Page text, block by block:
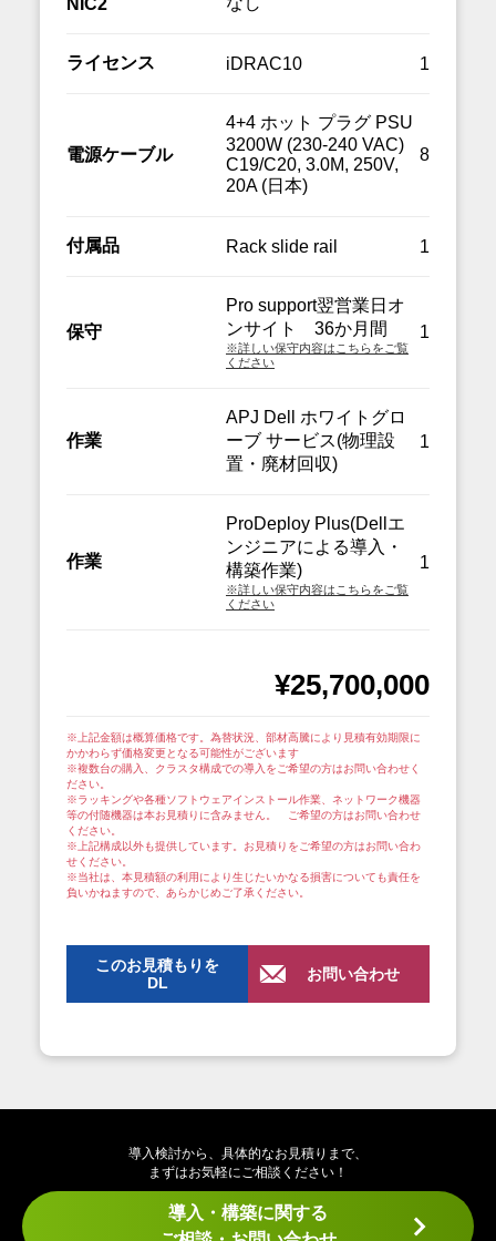
ライセンス iDRAC10 1
電源ケーブル
4+4 ホット プラグ PSU
3200W (230-240 VAC)
C19/C20, 3.0M, 250V,
20A (日本)
8
付属品 Rack slide rail 1
保守
Pro support翌営業日オ
ンサイト 36か月間
※詳しい保守内容はこちらをご覧
ください
1
作業
APJ Dell ホワイトグロ
ーブ サービス(物理設
置・廃材回収)
1
作業
ProDeploy Plus(Dellエ
ンジニアによる導入・
構築作業)
※詳しい保守内容はこちらをご覧
ください
1
¥25,700,000
※上記金額は概算価格です。為替状況、部材高騰により見積有効期限に
かかわらず価格変更となる可能性がございます
※複数台の購入、クラスタ構成での導入をご希望の方はお問い合わせく
ださい。
※ラッキングや各種ソフトウェアインストール作業、ネットワーク機器
等の付随機器は本お見積りに含みません。 ご希望の方はお問い合わせ
ください。
※上記構成以外も提供しています。お見積りをご希望の方はお問い合わ
せください。
※当社は、本見積額の利用により生じたいかなる損害についても責任を
負いかねますので、あらかじめご了承ください。
このお見積もりを
DL
お問い合わせ
導入検討から、具体的なお見積りまで、
まずはお気軽にご相談ください！
導入・構築に関する